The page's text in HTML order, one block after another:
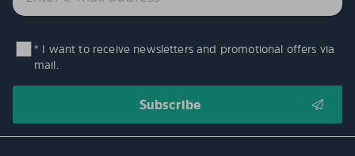
* I want to receive newsletters and promotional offers via
mail.